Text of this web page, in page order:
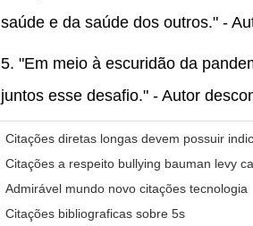
saúde e da saúde dos outros." -
5. "Em meio à escuridão da
juntos esse desafio." - Autor
Citações diretas longas devem possuir
Citações a respeito bullying bauman levy
Admirável mundo novo citações tecnologia
Citações bibliograficas sobre 5s